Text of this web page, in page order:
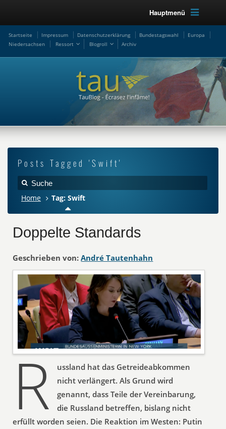
Hauptmenü
Startseite Impressum Datenschutzerklärung Bundestagswahl
Europa
Niedersachsen
Ressort Blogroll Archiv
Posts Tagged 'Swift'
Home Tag: Swift
Doppelte Standards
Geschrieben von: André Tautenhahn
R
ussland hat das Getreideabkommen
nicht verlängert. Als Grund wird
genannt, dass Teile der Vereinbarung,
die Russland betreffen, bislang nicht
erfüllt worden seien. Die Reaktion im Westen: Putin